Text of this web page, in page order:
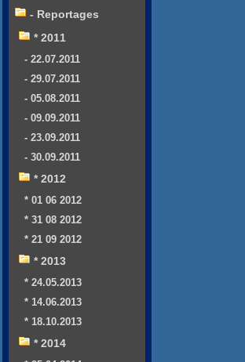
- Reportages
* 2011
- 22.07.2011
- 29.07.2011
- 05.08.2011
- 09.09.2011
- 23.09.2011
- 30.09.2011
* 2012
* 01 06 2012
* 31 08 2012
* 21 09 2012
* 2013
* 24.05.2013
* 14.06.2013
* 18.10.2013
* 2014